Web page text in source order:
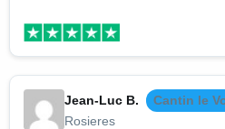
Jean-Luc B.
Cantin le
Rosieres